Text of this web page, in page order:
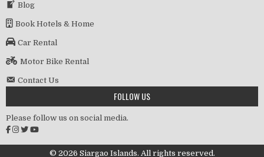
Blog
Book Hotels & Home
Car Rental
Motor Bike Rental
Contact Us
FOLLOW US
Please follow us on social media.
© 2026 Siargao Islands. All rights reserved.